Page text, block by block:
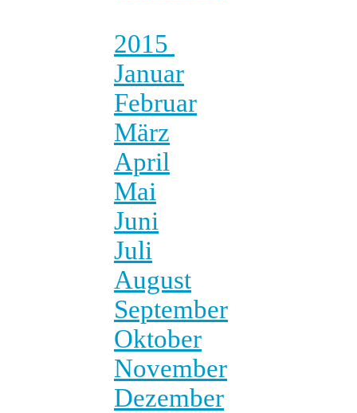
2015
Januar
Februar
März
April
Mai
Juni
Juli
August
September
Oktober
November
Dezember